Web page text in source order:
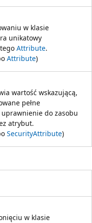
w klasie
unikatowy
Attribute.
Attribute)
wartość wskazującą,
pełne
do zasobu
atrybut.
SecurityAttribute)
w klasie